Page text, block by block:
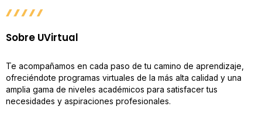
Sobre UVirtual
Te acompañamos en cada paso de tu camino de aprendizaje,
ofreciéndote programas virtuales de la más alta calidad y una
amplia gama de niveles académicos para satisfacer tus
necesidades y aspiraciones profesionales.